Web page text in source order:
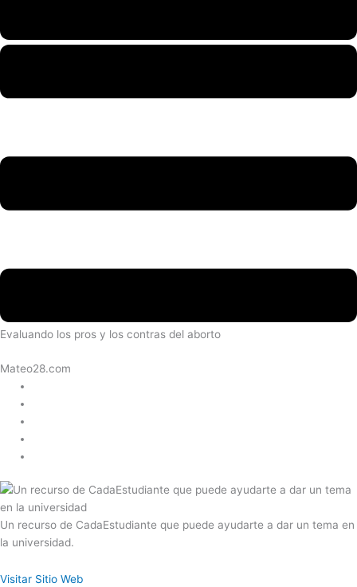
Evaluando los pros y los contras del aborto
Mateo28.com
Un recurso de CadaEstudiante que puede ayudarte a dar un tema en
la universidad.
Visitar Sitio Web